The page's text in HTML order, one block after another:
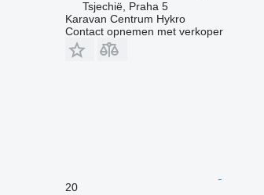
Tsjechië, Praha 5
Karavan Centrum Hykro
Contact opnemen met verkoper
20